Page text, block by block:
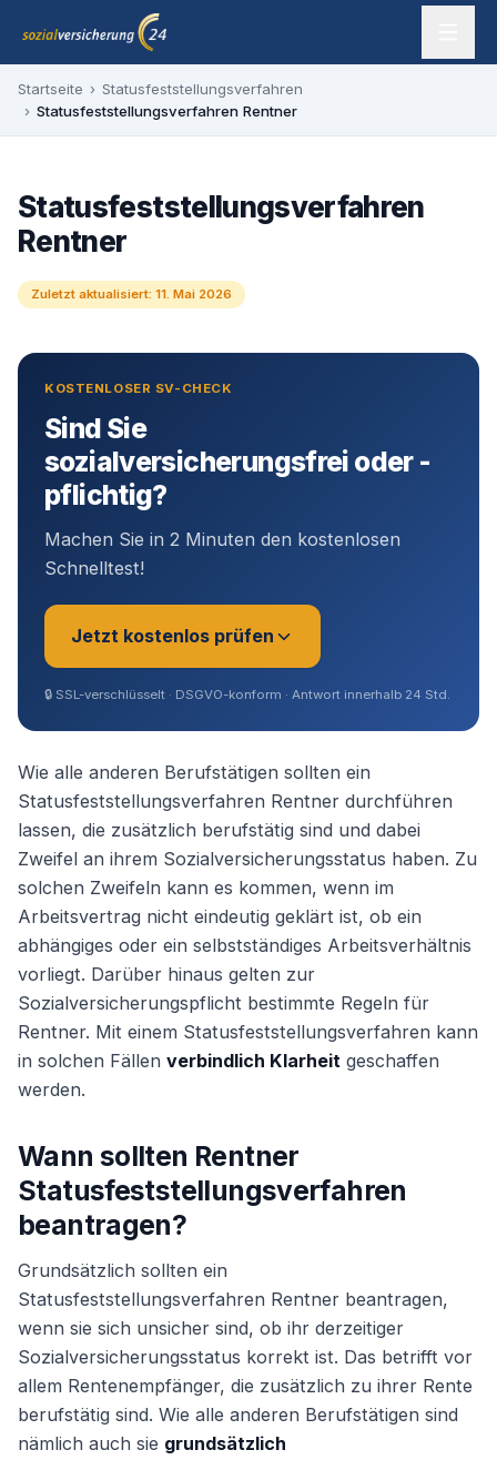
Zum Inhalt springen
sozialversicherung24 — Ihr Experte für SV-Befreiung
Startseite › Statusfeststellungsverfahren
› Statusfeststellungsverfahren Rentner
Statusfeststellungsverfahren
Rentner
Zuletzt aktualisiert: 11. Mai 2026
KOSTENLOSER SV-CHECK
Sind Sie
sozialversicherungsfrei oder -
pflichtig?
Machen Sie in 2 Minuten den kostenlosen
Schnelltest!
Jetzt kostenlos prüfen
Sie sind? *
Geschäftsführer (Angestellt /
Gesellschafter)
Selbstständig / Unternehmer
Weiter
🔒 SSL-verschlüsselt · DSGVO-konform · Antwort innerhalb 24 Std.
Wie alle anderen Berufstätigen sollten ein
Statusfeststellungsverfahren Rentner durchführen
lassen, die zusätzlich berufstätig sind und dabei
Zweifel an ihrem Sozialversicherungsstatus haben. Zu
solchen Zweifeln kann es kommen, wenn im
Arbeitsvertrag nicht eindeutig geklärt ist, ob ein
abhängiges oder ein selbstständiges Arbeitsverhältnis
vorliegt. Darüber hinaus gelten zur
Sozialversicherungspflicht bestimmte Regeln für
Rentner. Mit einem Statusfeststellungsverfahren kann
in solchen Fällen verbindlich Klarheit geschaffen
werden.
Wann sollten Rentner
Statusfeststellungsverfahren
beantragen?
Grundsätzlich sollten ein
Statusfeststellungsverfahren Rentner beantragen,
wenn sie sich unsicher sind, ob ihr derzeitiger
Sozialversicherungsstatus korrekt ist. Das betrifft vor
allem Rentenempfänger, die zusätzlich zu ihrer Rente
berufstätig sind. Wie alle anderen Berufstätigen sind
nämlich auch sie grundsätzlich